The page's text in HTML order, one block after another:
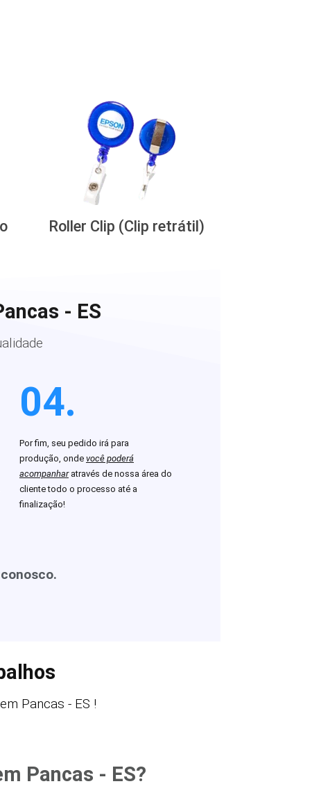
Roller Clip (Clip retrátil)
- ES
04.
Por fim, seu pedido irá para
produção, onde você poderá
acompanharatravés de nossa área do
cliente todo o processo até a
finalização!
Pancas - ES !
Pancas - ES?